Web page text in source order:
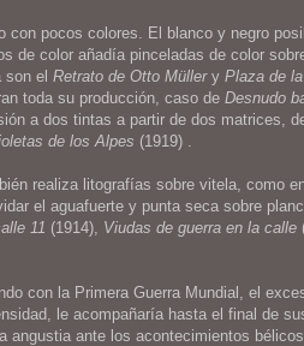
con pocos colores. El blanco y negro
de color añadía pinceladas de color
son elRetrato de Otto MülleryPlaza de
toda su producción, caso deDesnudo
a dos tintas a partir de dos matrices,
de los Alpes (1919) .
realiza litografías sobre vitela, como
el aguafuerte y punta seca sobre
11 (1914), Viudas de guerra en la calle
con la Primera Guerra Mundial, el
le acompañaría hasta el final de
angustia ante los acontecimientos